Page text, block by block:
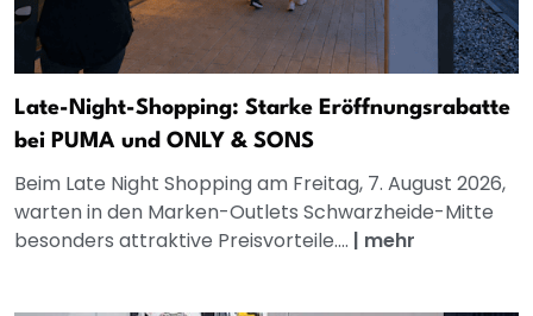
Late-Night-Shopping: Starke Eröffnungsrabatte
bei PUMA und ONLY & SONS
Beim Late Night Shopping am Freitag, 7. August 2026,
warten in den Marken-Outlets Schwarzheide-Mitte
besonders attraktive Preisvorteile.... | mehr